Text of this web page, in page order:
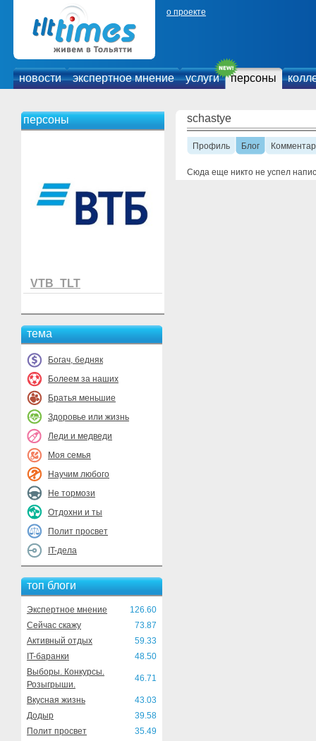
о проекте
новости экспертное мнение услуги персоны
персоны
VTB_TLT
тема
Богач, бедняк
Болеем за наших
Братья меньшие
Здоровье или жизнь
Леди и медведи
Моя семья
Научим любого
Не тормози
Отдохни и ты
Полит просвет
IT-дела
топ блоги
Экспертное мнение
126.60
Сейчас скажу
73.87
Активный отдых
59.33
IT-баранки
48.50
Выборы. Конкурсы.
Розыгрыши.
46.71
Вкусная жизнь
43.03
Додыр
39.58
Полит просвет
35.49
schastye
Профиль Блог
Сюда еще никто не успел